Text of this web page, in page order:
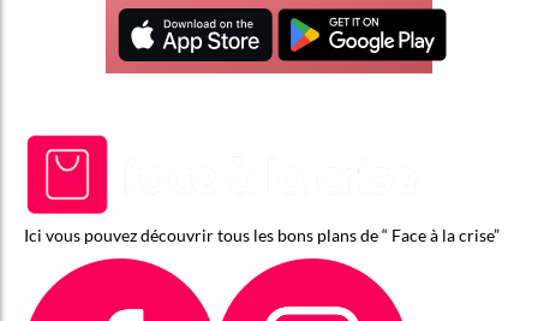
Ici vous pouvez découvrir tous les bons plans de “ Face à la crise”